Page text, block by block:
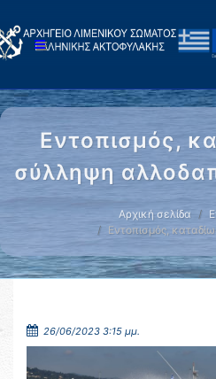
Εντοπισμός,
σύλληψη
Αρχική σελίδα
Εντοπισμός,
26/06/2023 3:15 μμ.